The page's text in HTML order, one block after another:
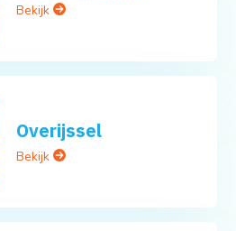
Bekijk
Overijssel
Bekijk